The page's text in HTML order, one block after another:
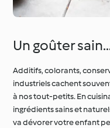
Un goûter
Additifs, colorants,
industriels cachent
à nos tout-petits. En
ingrédients sains et
va dévorer votre enfant